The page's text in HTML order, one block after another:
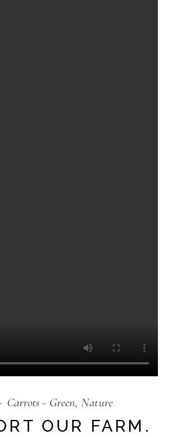
Carrots Green Nature
OUR FARM.